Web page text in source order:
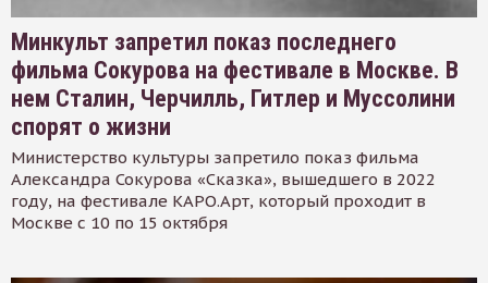
Минкульт запретил показ последнего
фильма Сокурова на фестивале в Москве. В
нем Сталин, Черчилль, Гитлер и Муссолини
спорят о жизни
Министерство культуры запретило показ фильма
Александра Сокурова «Сказка», вышедшего в 2022
году, на фестивале КАРО.Арт, который проходит в
Москве с 10 по 15 октября